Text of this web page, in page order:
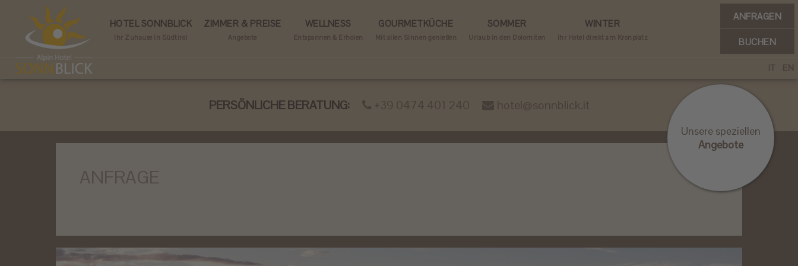
IT EN
Unsere speziellen
Angebote
PERSÖNLICHE BERATUNG: +39 0474 401 240 hotel@sonnblick.it
HOTEL SONNBLICK
Ihr Zuhause in Südtirol
ZIMMER & PREISE
Angebote
WELLNESS
Entspannen & Erholen
GOURMETKÜCHE
Mit allen Sinnen genießen
SOMMER
Urlaub in den Dolomiten
WINTER
Ihr Hotel direkt am Kronplatz
ANFRAGEN
BUCHEN
ANFRAGE